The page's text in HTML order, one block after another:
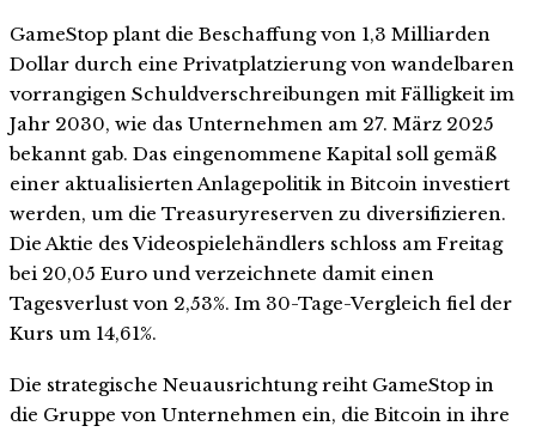
GameStop plant die Beschaffung von 1,3 Milliarden
Dollar durch eine Privatplatzierung von wandelbaren
vorrangigen Schuldverschreibungen mit Fälligkeit im
Jahr 2030, wie das Unternehmen am 27. März 2025
bekannt gab. Das eingenommene Kapital soll gemäß
einer aktualisierten Anlagepolitik in Bitcoin investiert
werden, um die Treasuryreserven zu diversifizieren.
Die Aktie des Videospielehändlers schloss am Freitag
bei 20,05 Euro und verzeichnete damit einen
Tagesverlust von 2,53%. Im 30-Tage-Vergleich fiel der
Kurs um 14,61%.
Die strategische Neuausrichtung reiht GameStop in
die Gruppe von Unternehmen ein, die Bitcoin in ihre